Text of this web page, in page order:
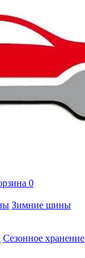
0
Зимние шины
Сезонное хранение